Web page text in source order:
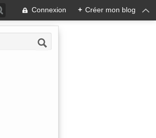
Connexion + Créer mon blog